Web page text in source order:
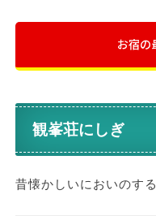
お宿の
観峯荘にしぎ
昔懐かしいにおいのす